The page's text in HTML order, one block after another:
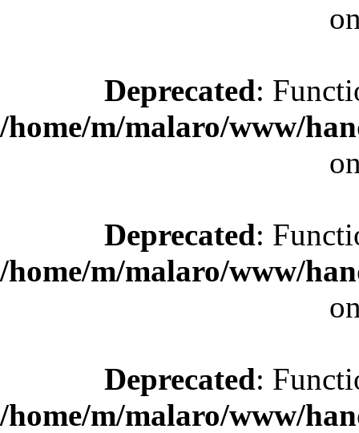
Deprecated:
/home/m/malaro/www/
Deprecated:
/home/m/malaro/www/
Deprecated:
/home/m/malaro/www/